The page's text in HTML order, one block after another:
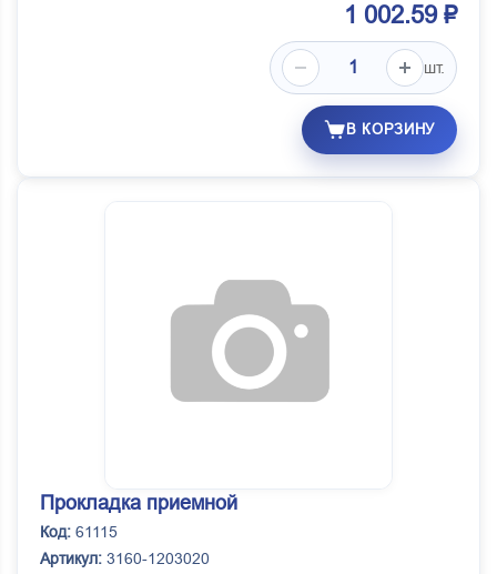
1 002.59 ₽
шт.
В КОРЗИНУ
Прокладка приемной
Код: 61115
Артикул: 3160-1203020